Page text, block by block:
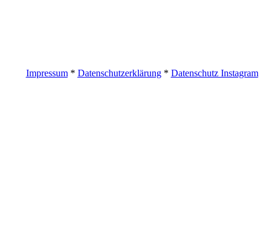
Impressum* Datenschutzerklärung* Datenschutz Instagram